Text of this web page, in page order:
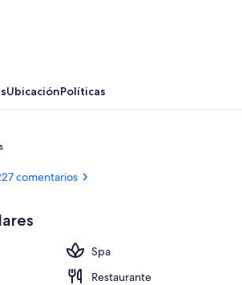
Fachada del alojamiento
UbicaciónPolíticas
comentarios
Spa
Restaurante